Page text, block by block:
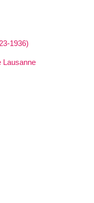
1936)
Lausanne